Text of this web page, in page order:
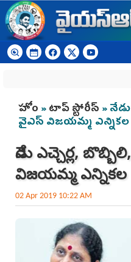
Skip to main content
You are here
హోం »టాప్ స్టోరీస్ »
వైఎస్‌ విజయమ్మ ఎన్నికల
నేడు ఎచ్చెర్ల,
విజయమ్మ ఎన్నికల
02 Apr 2019 10:22 AM